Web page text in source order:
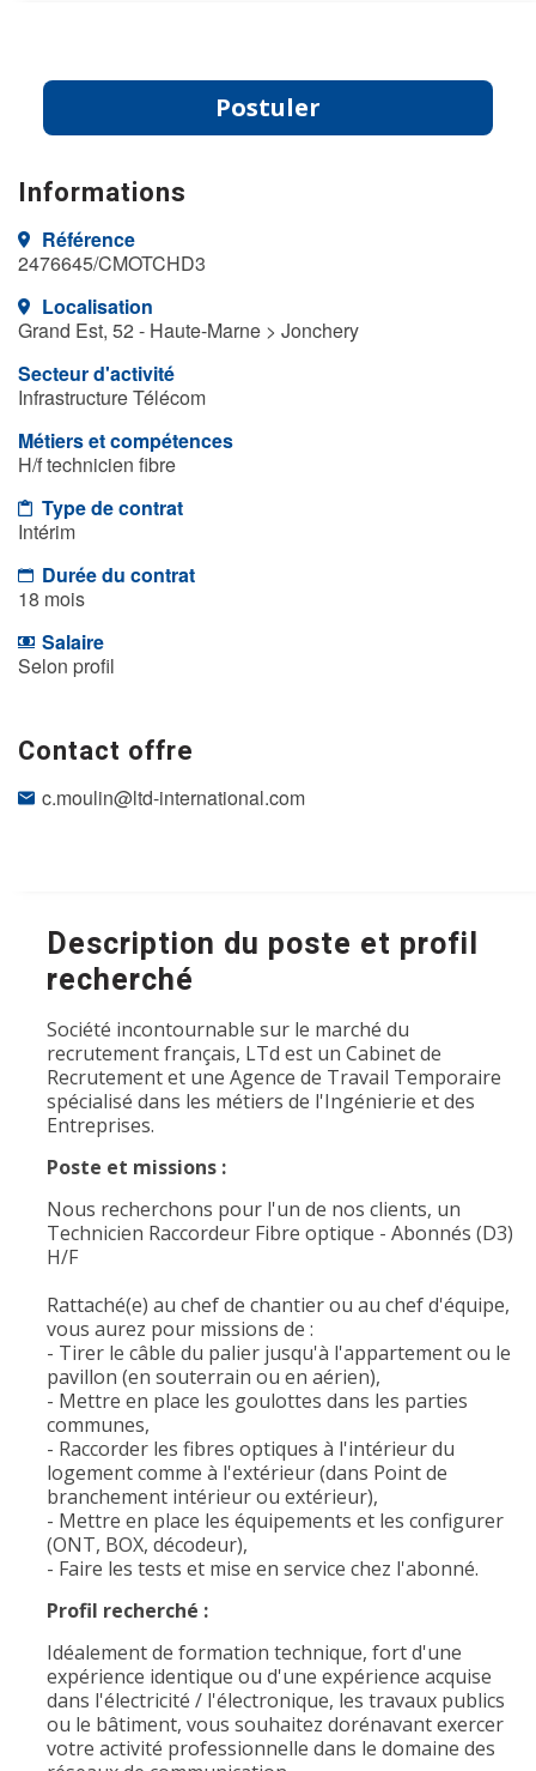
Postuler
Informations
Référence
2476645/CMOTCHD3
Localisation
Grand Est, 52 - Haute-Marne > Jonchery
Secteur d'activité
Infrastructure Télécom
Métiers et compétences
H/f technicien fibre
Type de contrat
Intérim
Durée du contrat
18 mois
Salaire
Selon profil
Contact offre
c.moulin@ltd-international.com
Description du poste et profil
recherché
Société incontournable sur le marché du
recrutement français, LTd est un Cabinet de
Recrutement et une Agence de Travail Temporaire
spécialisé dans les métiers de l'Ingénierie et des
Entreprises.
Poste et missions :
Nous recherchons pour l'un de nos clients, un
Technicien Raccordeur Fibre optique - Abonnés (D3)
H/F
Rattaché(e) au chef de chantier ou au chef d'équipe,
vous aurez pour missions de :
- Tirer le câble du palier jusqu'à l'appartement ou le
pavillon (en souterrain ou en aérien),
- Mettre en place les goulottes dans les parties
communes,
- Raccorder les fibres optiques à l'intérieur du
logement comme à l'extérieur (dans Point de
branchement intérieur ou extérieur),
- Mettre en place les équipements et les configurer
(ONT, BOX, décodeur),
- Faire les tests et mise en service chez l'abonné.
Profil recherché :
Idéalement de formation technique, fort d'une
expérience identique ou d'une expérience acquise
dans l'électricité / l'électronique, les travaux publics
ou le bâtiment, vous souhaitez dorénavant exercer
votre activité professionnelle dans le domaine des